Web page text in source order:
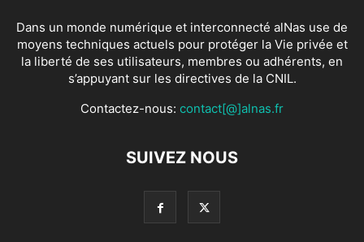
Dans un monde numérique et interconnecté alNas use de
moyens techniques actuels pour protéger la Vie privée et
la liberté de ses utilisateurs, membres ou adhérents, en
s’appuyant sur les directives de la CNIL.
Contactez-nous: contact[@]alnas.fr
SUIVEZ NOUS